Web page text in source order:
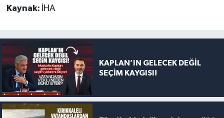
Kaynak: İHA
KAPLAN’IN GELECEK DEĞİL
SEÇİM KAYGISI!